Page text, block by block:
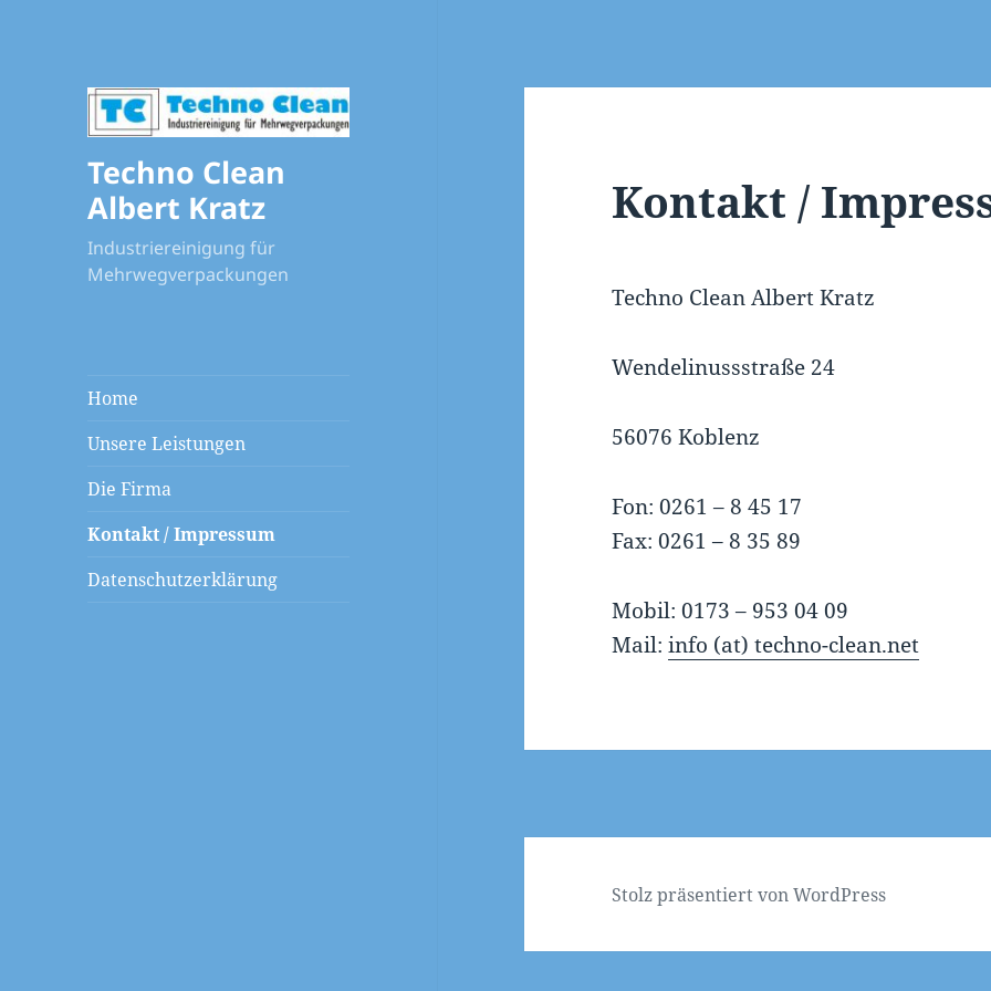
Techno Clean
Albert Kratz
Industriereinigung für
Mehrwegverpackungen
Home
Unsere Leistungen
Die Firma
Kontakt / Impressum
Datenschutzerklärung
Kontakt /
Techno Clean Albert Kratz
Wendelinussstraße 24
56076 Koblenz
Fon: 0261 – 8 45 17
Fax: 0261 – 8 35 89
Mobil: 0173 – 953 04 09
Mail:info (at) techno-clean.net
Stolz präsentiert von WordPress